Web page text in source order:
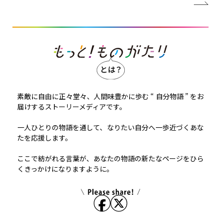
素敵に自由に正々堂々、人間味豊かに歩む “ 自分物語 ” をお
届けするストーリーメディアです。
一人ひとりの物語を通して、なりたい自分へ一歩近づくあな
たを応援します。
ここで紡がれる言葉が、あなたの物語の新たなページをひら
くきっかけになりますように。